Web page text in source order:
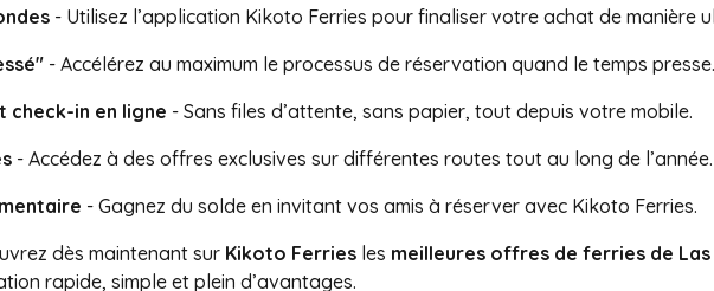
- Utilisez l’application Kikoto Ferries pour finaliser votre achat de manière
- Accélérez au maximum le processus de réservation quand le temps presse.
check-in en ligne - Sans files d’attente, sans papier, tout depuis votre mobile.
- Accédez à des offres exclusives sur différentes routes tout au long de l’année.
- Gagnez du solde en invitant vos amis à réserver avec Kikoto Ferries.
dès maintenant sur Kikoto Ferries les meilleures offres de ferries de Las
rapide, simple et plein d’avantages.